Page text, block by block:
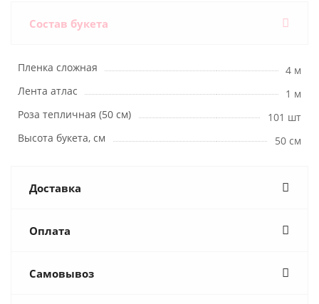
Состав букета
Пленка сложная
4 м
Лента атлас
1 м
Роза тепличная (50 см)
101 шт
Высота букета, см
50 см
Доставка
Оплата
Самовывоз